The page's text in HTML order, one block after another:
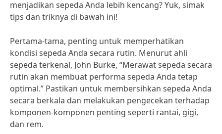
menjadikan sepeda Anda lebih kencang? Yuk, simak
tips dan triknya di bawah ini!
Pertama-tama, penting untuk memperhatikan
kondisi sepeda Anda secara rutin. Menurut ahli
sepeda terkenal, John Burke, “Merawat sepeda secara
rutin akan membuat performa sepeda Anda tetap
optimal.” Pastikan untuk membersihkan sepeda Anda
secara berkala dan melakukan pengecekan terhadap
komponen-komponen penting seperti rantai, gigi,
dan rem.